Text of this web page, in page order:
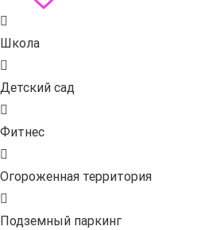
Школа
Детский сад
Фитнес
Огороженная территория
Подземный паркинг